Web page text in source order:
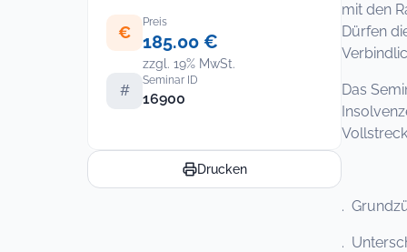
€
Preis
185.00 €
zzgl. 19% MwSt.
#
Seminar ID
16900
Drucken
mit den
Dürfen
Das
.
.